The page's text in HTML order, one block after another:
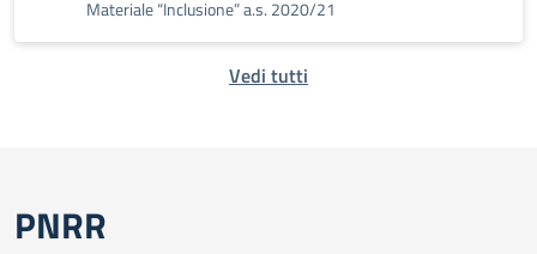
Materiale “Inclusione” a.s. 2020/21
Vedi tutti
PNRR